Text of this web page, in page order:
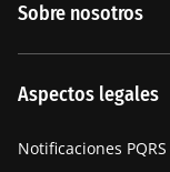
Sobre nosotros
Manifiesto
Aspectos legales
Notificaciones PQRS